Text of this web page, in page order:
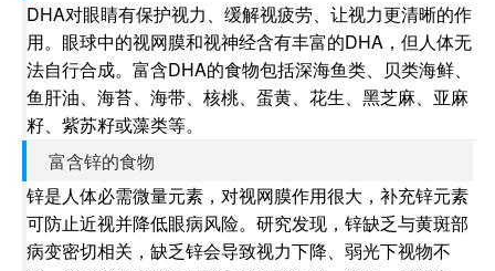
DHA对眼睛有保护视力、缓解视疲劳、让视力更清晰的作
用。眼球中的视网膜和视神经含有丰富的DHA，但人体无
法自行合成。富含DHA的食物包括深海鱼类、贝类海鲜、
鱼肝油、海苔、海带、核桃、蛋黄、花生、黑芝麻、亚麻
籽、紫苏籽或藻类等。
富含锌的食物
锌是人体必需微量元素，对视网膜作用很大，补充锌元素
可防止近视并降低眼病风险。研究发现，锌缺乏与黄斑部
病变密切相关，缺乏锌会导致视力下降、弱光下视物不